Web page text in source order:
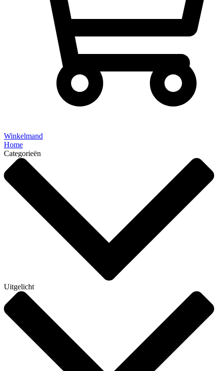
Winkelmand
Home
Categorieën
Uitgelicht